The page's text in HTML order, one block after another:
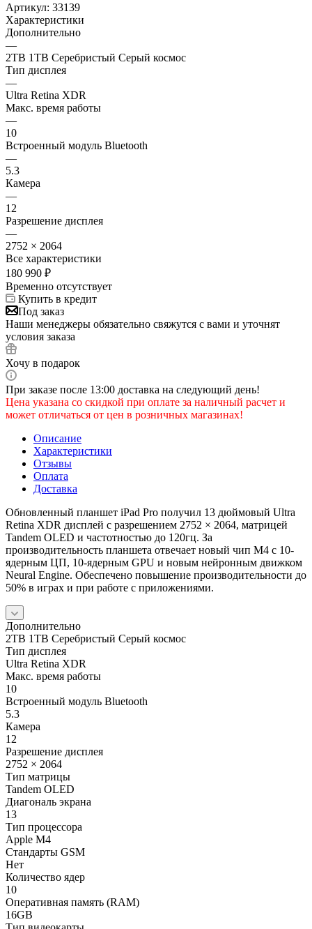
Артикул: 33139
Характеристики
Дополнительно
—
2TB 1TB Серебристый Серый космос
Тип дисплея
—
Ultra Retina XDR
Макс. время работы
—
10
Встроенный модуль Bluetooth
—
5.3
Камера
—
12
Разрешение дисплея
—
2752 × 2064
Все характеристики
180 990 ₽
Временно отсутствует
Купить в кредит
Под заказ
Наши менеджеры обязательно свяжутся с вами и уточнят
условия заказа
Хочу в подарок
При заказе после 13:00 доставка на следующий день!
Цена указана со скидкой при оплате за наличный расчет и
может отличаться от цен в розничных магазинах!
Описание
Характеристики
Отзывы
Оплата
Доставка
Обновленный планшет iPad Pro получил 13 дюймовый Ultra
Retina XDR дисплей с разрешением 2752 × 2064, матрицей
Tandem OLED и частотностью до 120гц. За
производительность планшета отвечает новый чип M4 с 10-
ядерным ЦП, 10-ядерным GPU и новым нейронным движком
Neural Engine. Обеспечено повышение производительности до
50% в играх и при работе с приложениями.
Дополнительно
2TB 1TB Серебристый Серый космос
Тип дисплея
Ultra Retina XDR
Макс. время работы
10
Встроенный модуль Bluetooth
5.3
Камера
12
Разрешение дисплея
2752 × 2064
Тип матрицы
Tandem OLED
Диагональ экрана
13
Тип процессора
Apple M4
Стандарты GSM
Нет
Количество ядер
10
Оперативная память (RAM)
16GB